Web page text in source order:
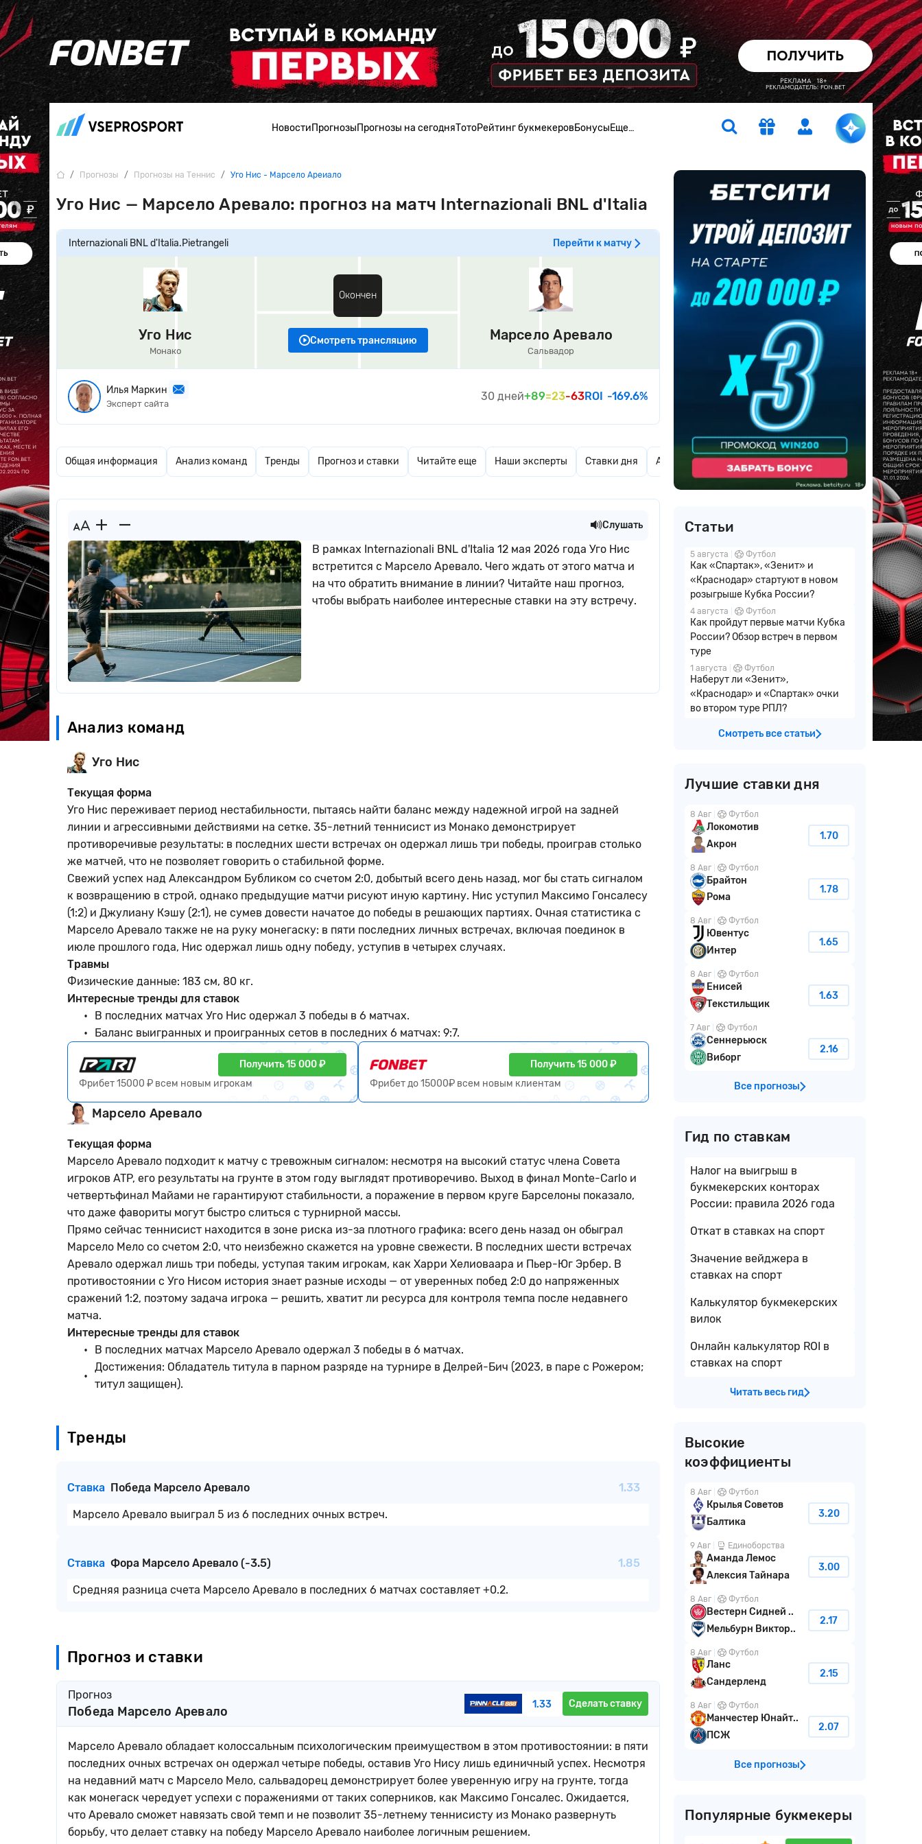
НовостиПрогнозыПрогнозы на сегодняТотоРейтинг букмекеровБонусыЕще…
Уго Нис — Марсело Аревало: прогноз на матч Internazionali BNL d'Italia
Прогнозы Прогнозы на Теннис Уго Нис - Марсело Ареиало
Internazionali BNL d'Italia.Pietrangeli Перейти к матчу
Уго Нис
Монако
Окончен
Марсело Аревало
Сальвадор
Смотреть трансляцию
Илья Маркин
Эксперт сайта
30 дней+89=23-63ROI -169.6%
Общая информация Анализ команд Тренды Прогноз и ставки Читайте еще Наши эксперты Ставки дня Актуальные новости Комментарии
Слушать
В рамках Internazionali BNL d'Italia 12 мая 2026 года Уго Нис
встретится с Марсело Аревало. Чего ждать от этого матча и
на что обратить внимание в линии? Читайте наш прогноз,
чтобы выбрать наиболее интересные ставки на эту встречу.
Анализ команд
Уго Нис
Текущая форма
Уго Нис переживает период нестабильности, пытаясь найти баланс между надежной игрой на задней
линии и агрессивными действиями на сетке. 35-летний теннисист из Монако демонстрирует
противоречивые результаты: в последних шести встречах он одержал лишь три победы, проиграв столько
же матчей, что не позволяет говорить о стабильной форме.
Свежий успех над Александром Бубликом со счетом 2:0, добытый всего день назад, мог бы стать сигналом
к возвращению в строй, однако предыдущие матчи рисуют иную картину. Нис уступил Максимо Гонсалесу
(1:2) и Джулиану Кэшу (2:1), не сумев довести начатое до победы в решающих партиях. Очная статистика с
Марсело Аревало также не на руку монегаску: в пяти последних личных встречах, включая поединок в
июле прошлого года, Нис одержал лишь одну победу, уступив в четырех случаях.
Травмы
Физические данные: 183 см, 80 кг.
Интересные тренды для ставок
В последних матчах Уго Нис одержал 3 победы в 6 матчах.
Баланс выигранных и проигранных сетов в последних 6 матчах: 9:7.
Получить 15 000 ₽
Фрибет 15000 ₽ всем новым игрокам
Получить 15 000 ₽
Фрибет до 15000₽ всем новым клиентам
Марсело Аревало
Текущая форма
Марсело Аревало подходит к матчу с тревожным сигналом: несмотря на высокий статус члена Совета
игроков ATP, его результаты на грунте в этом году выглядят противоречиво. Выход в финал Monte-Carlo и
четвертьфинал Майами не гарантируют стабильности, а поражение в первом круге Барселоны показало,
что даже фавориты могут быстро слиться с турнирной массы.
Прямо сейчас теннисист находится в зоне риска из-за плотного графика: всего день назад он обыграл
Марсело Мело со счетом 2:0, что неизбежно скажется на уровне свежести. В последних шести встречах
Аревало одержал лишь три победы, уступая таким игрокам, как Харри Хелиоваара и Пьер-Юг Эрбер. В
противостоянии с Уго Нисом история знает разные исходы — от уверенных побед 2:0 до напряженных
сражений 1:2, поэтому задача игрока — решить, хватит ли ресурса для контроля темпа после недавнего
матча.
Интересные тренды для ставок
В последних матчах Марсело Аревало одержал 3 победы в 6 матчах.
Достижения: Обладатель титула в парном разряде на турнире в Делрей-Бич (2023, в паре с Рожером;
титул защищен).
Тренды
Ставка Победа Марсело Аревало 1.33
Марсело Аревало выиграл 5 из 6 последних очных встреч.
Ставка Фора Марсело Аревало (-3.5) 1.85
Средняя разница счета Марсело Аревало в последних 6 матчах составляет +0.2.
Прогноз и ставки
Прогноз
Победа Марсело Аревало 1.33 Сделать ставку
Марсело Аревало обладает колоссальным психологическим преимуществом в этом противостоянии: в пяти
последних очных встречах он одержал четыре победы, оставив Уго Нису лишь единичный успех. Несмотря
на недавний матч с Марсело Мело, сальвадорец демонстрирует более уверенную игру на грунте, тогда
как монегаск чередует успехи с поражениями от таких соперников, как Максимо Гонсалес. Ожидается,
что Аревало сможет навязать свой темп и не позволит 35-летнему теннисисту из Монако развернуть
борьбу, что делает ставку на победу Марсело Аревало наиболее логичным решением.
Статьи
5 августа Футбол
Как «Спартак», «Зенит» и
«Краснодар» стартуют в новом
розыгрыше Кубка России?
4 августа Футбол
Как пройдут первые матчи Кубка
России? Обзор встреч в первом
туре
1 августа Футбол
Наберут ли «Зенит»,
«Краснодар» и «Спартак» очки
во втором туре РПЛ?
Смотреть все статьи
Лучшие ставки дня
8 Авг Футбол
Локомотив
Акрон
1.70
8 Авг Футбол
Брайтон
Рома
1.78
8 Авг Футбол
Ювентус
Интер
1.65
8 Авг Футбол
Енисей
Текстильщик
1.63
7 Авг Футбол
Сеннерьюск
Виборг
2.16
Все прогнозы
Гид по ставкам
Налог на выигрыш в
букмекерских конторах
России: правила 2026 года
Откат в ставках на спорт
Значение вейджера в
ставках на спорт
Калькулятор букмекерских
вилок
Онлайн калькулятор ROI в
ставках на спорт
Читать весь гид
Высокие
коэффициенты
8 Авг Футбол
Крылья Советов
Балтика
3.20
9 Авг Единоборства
Аманда Лемос
Алексия Тайнара
3.00
8 Авг Футбол
Вестерн Сидней ..
Мельбурн Виктор..
2.17
8 Авг Футбол
Ланс
Сандерленд
2.15
8 Авг Футбол
Манчестер Юнайт..
ПСЖ
2.07
Все прогнозы
Популярные букмекеры